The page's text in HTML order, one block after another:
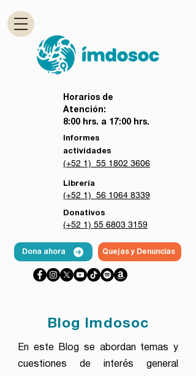
Horarios de
Atención:
8:00 hrs. a 17:00 hrs.
Informes
actividades
(+52 1) 55 1802 3606
Librería
(+52 1) 56 1064 8339
Donativos
(+52 1) 55 6803 3159
Dona ahora Quejas y Denuncias
Blog Imdosoc
En este Blog se abordan temas y
cuestiones de interés general